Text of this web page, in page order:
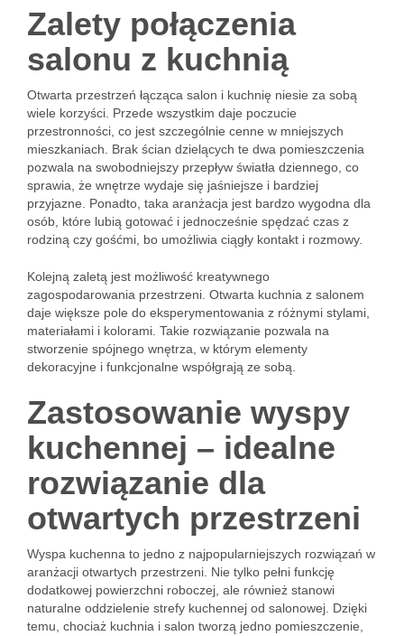
Zalety połączenia
salonu z kuchnią
Otwarta przestrzeń łącząca salon i kuchnię niesie za sobą
wiele korzyści. Przede wszystkim daje poczucie
przestronności, co jest szczególnie cenne w mniejszych
mieszkaniach. Brak ścian dzielących te dwa pomieszczenia
pozwala na swobodniejszy przepływ światła dziennego, co
sprawia, że wnętrze wydaje się jaśniejsze i bardziej
przyjazne. Ponadto, taka aranżacja jest bardzo wygodna dla
osób, które lubią gotować i jednocześnie spędzać czas z
rodziną czy gośćmi, bo umożliwia ciągły kontakt i rozmowy.
Kolejną zaletą jest możliwość kreatywnego
zagospodarowania przestrzeni. Otwarta kuchnia z salonem
daje większe pole do eksperymentowania z różnymi stylami,
materiałami i kolorami. Takie rozwiązanie pozwala na
stworzenie spójnego wnętrza, w którym elementy
dekoracyjne i funkcjonalne współgrają ze sobą.
Zastosowanie wyspy
kuchennej – idealne
rozwiązanie dla
otwartych przestrzeni
Wyspa kuchenna to jedno z najpopularniejszych rozwiązań w
aranżacji otwartych przestrzeni. Nie tylko pełni funkcję
dodatkowej powierzchni roboczej, ale również stanowi
naturalne oddzielenie strefy kuchennej od salonowej. Dzięki
temu, chociaż kuchnia i salon tworzą jedno pomieszczenie,